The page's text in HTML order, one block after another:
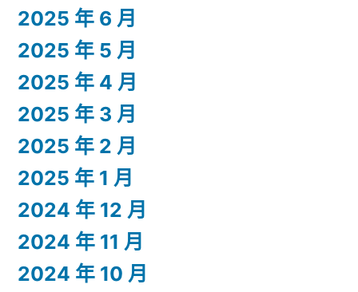
2025 年 6 月
2025 年 5 月
2025 年 4 月
2025 年 3 月
2025 年 2 月
2025 年 1 月
2024 年 12 月
2024 年 11 月
2024 年 10 月